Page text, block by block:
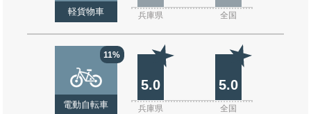
軽貨物車 兵庫県 全国
11%
電動自転車
5.0 5.0
兵庫県 全国